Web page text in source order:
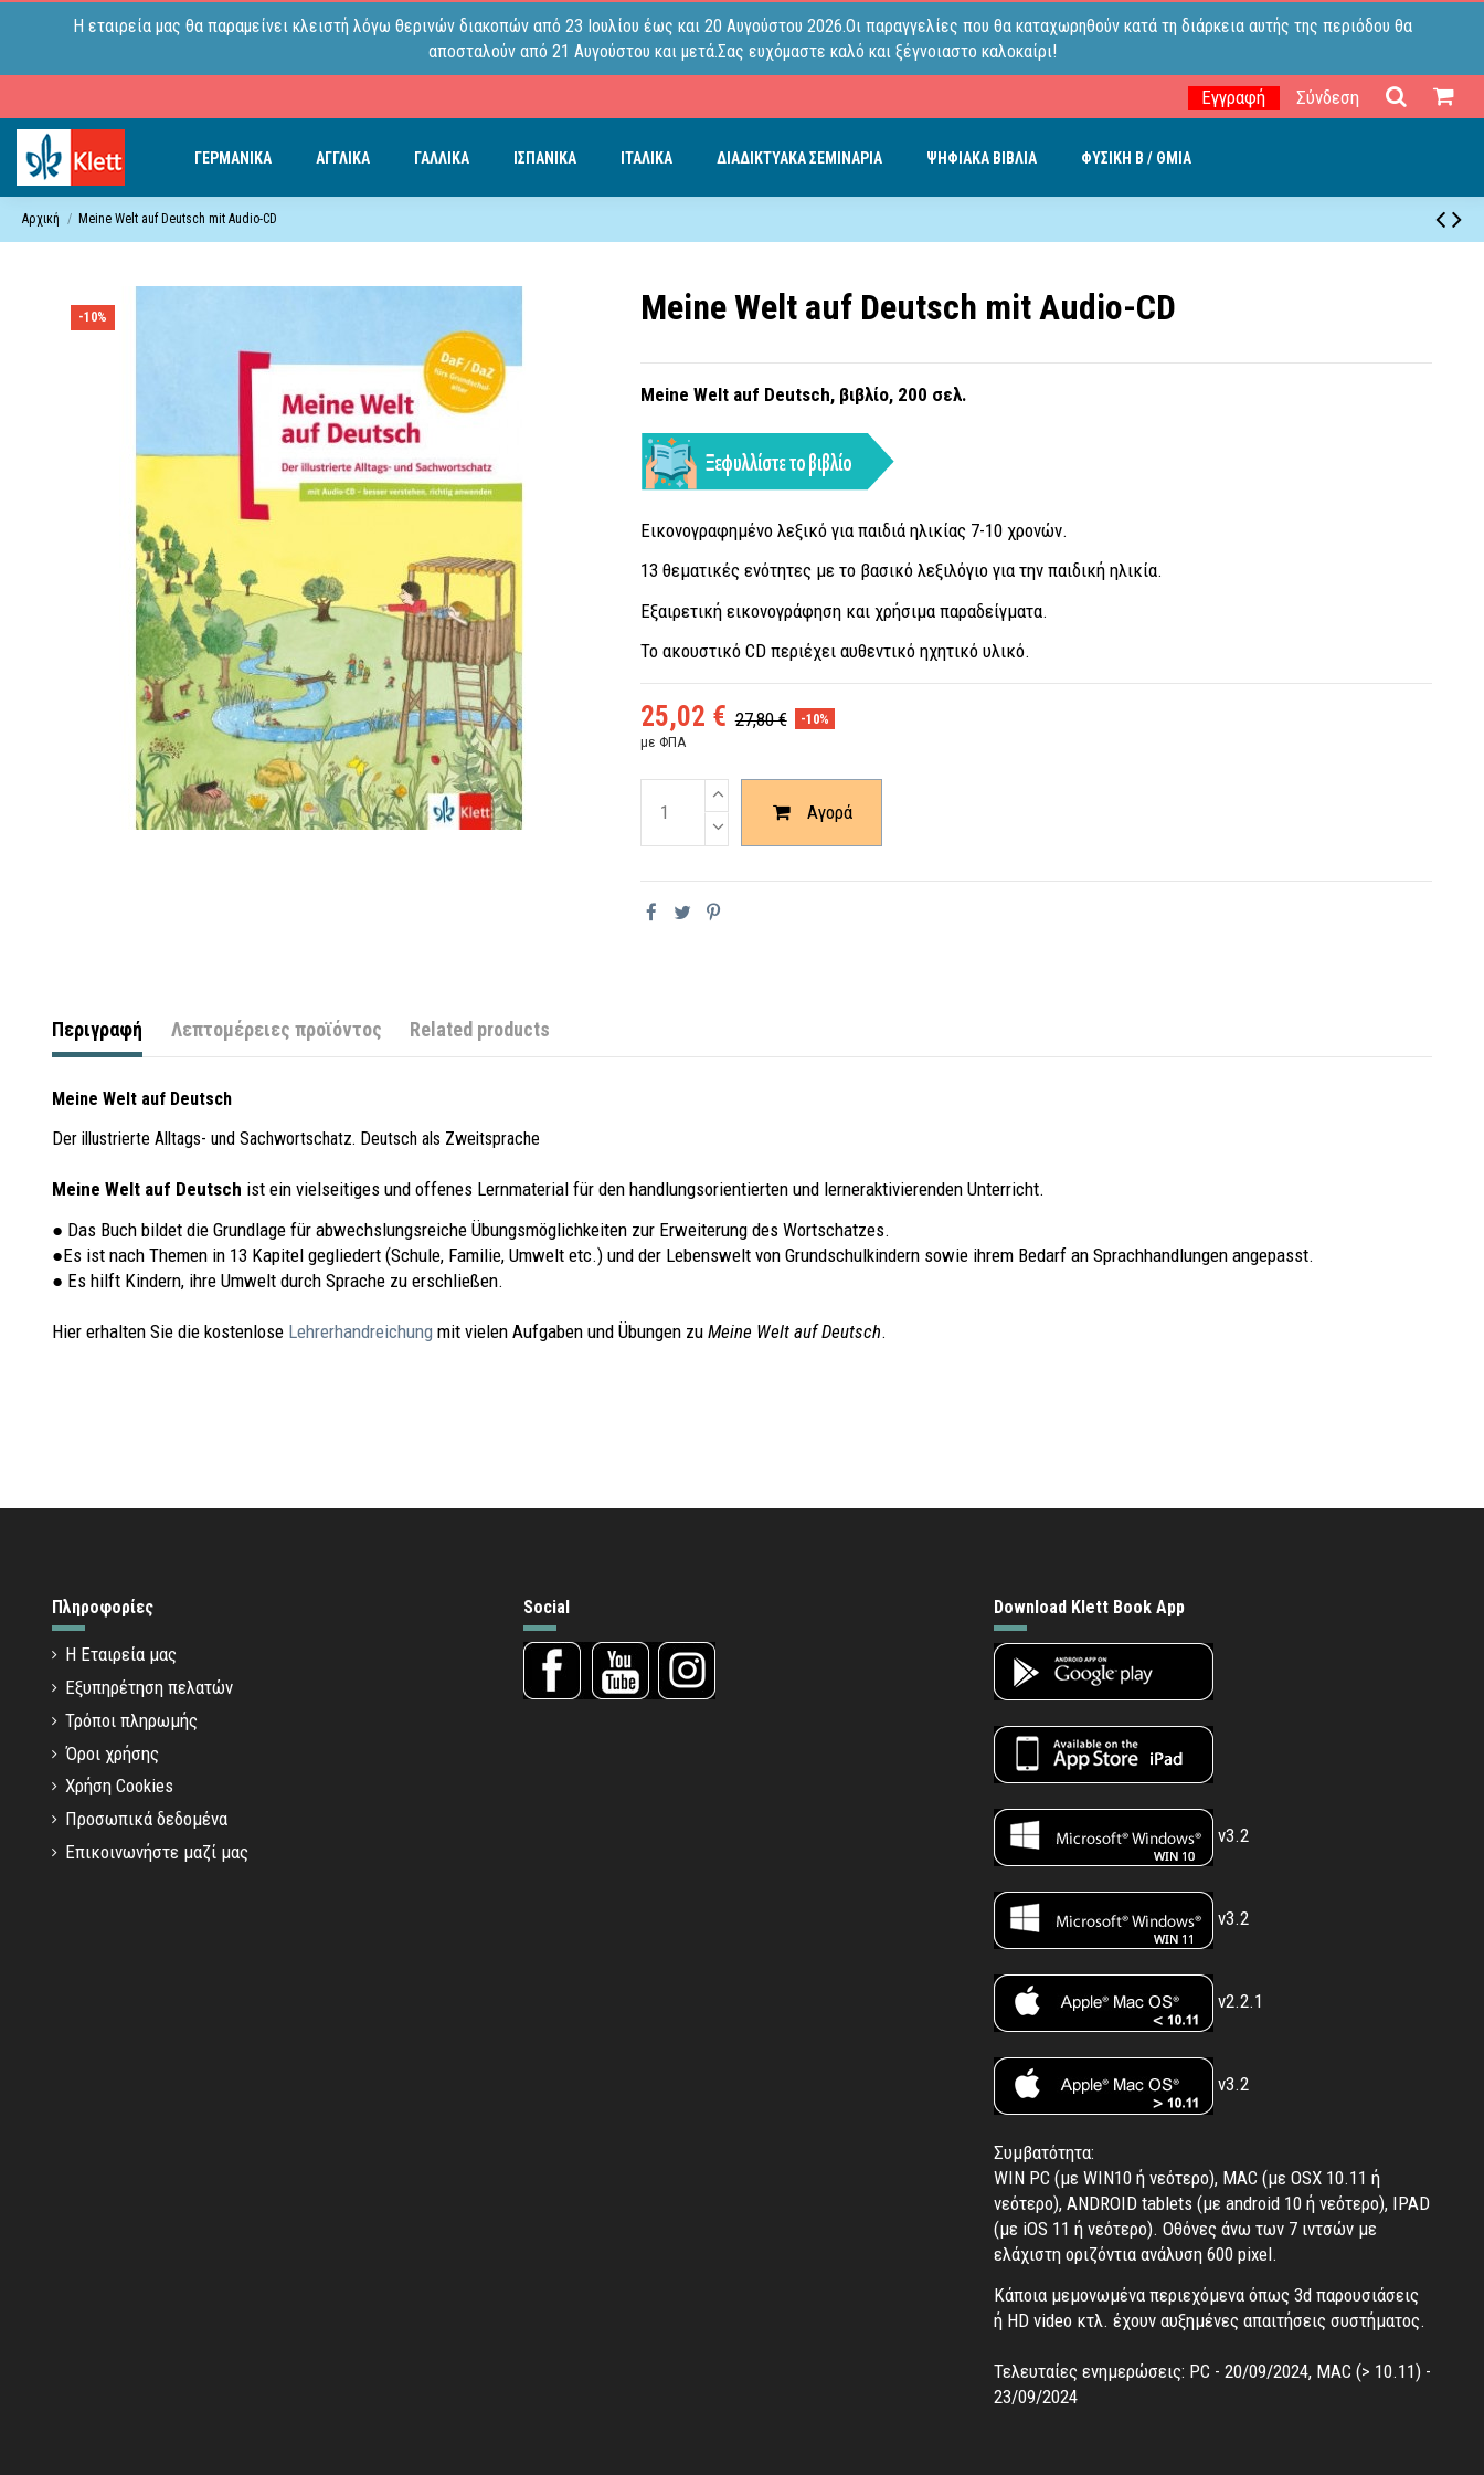
Η εταιρεία μας θα παραμείνει κλειστή λόγω θερινών διακοπών από 23 Ιουλίου έως και 20 Αυγούστου 2026.Οι παραγγελίες που θα καταχωρηθούν κατά τη διάρκεια αυτής της περιόδου θα
αποσταλούν από 21 Αυγούστου και μετά.Σας ευχόμαστε καλό και ξέγνοιαστο καλοκαίρι!
Εγγραφή Σύνδεση
ΓΕΡΜΑΝΙΚΑ ΑΓΓΛΙΚΑ ΓΑΛΛΙΚΑ ΙΣΠΑΝΙΚΑ ΙΤΑΛΙΚΑ ΔΙΑΔΙΚΤΥΑΚΑ ΣΕΜΙΝΑΡΙΑ ΨΗΦΙΑΚΑ ΒΙΒΛΙΑ ΦΥΣΙΚΗ B / ΘΜΙΑ
Αρχική Meine Welt auf Deutsch mit Audio-CD
-10% Meine Welt auf Deutsch mit Audio-CD
Meine Welt auf Deutsch, βιβλίο, 200 σελ.
Εικονογραφημένο λεξικό για παιδιά ηλικίας 7-10 χρονών.
13 θεματικές ενότητες με το βασικό λεξιλόγιο για την παιδική ηλικία.
Εξαιρετική εικονογράφηση και χρήσιμα παραδείγματα.
Το ακουστικό CD περιέχει αυθεντικό ηχητικό υλικό.
25,02 € 27,80 € -10%
με ΦΠΑ
Αγορά
Περιγραφή Λεπτομέρειες προϊόντος Related products
Meine Welt auf Deutsch
Der illustrierte Alltags- und Sachwortschatz. Deutsch als Zweitsprache
Meine Welt auf Deutsch ist ein vielseitiges und offenes Lernmaterial für den handlungsorientierten und lerneraktivierenden Unterricht.
● Das Buch bildet die Grundlage für abwechslungsreiche Übungsmöglichkeiten zur Erweiterung des Wortschatzes.
●Es ist nach Themen in 13 Kapitel gegliedert (Schule, Familie, Umwelt etc.) und der Lebenswelt von Grundschulkindern sowie ihrem Bedarf an Sprachhandlungen angepasst.
● Es hilft Kindern, ihre Umwelt durch Sprache zu erschließen.
Hier erhalten Sie die kostenlose Lehrerhandreichung mit vielen Aufgaben und Übungen zu Meine Welt auf Deutsch.
Πληροφορίες
Η Εταιρεία μας
Εξυπηρέτηση πελατών
Τρόποι πληρωμής
Όροι χρήσης
Χρήση Cookies
Προσωπικά δεδομένα
Επικοινωνήστε μαζί μας
Social Download Klett Book App
v3.2
v3.2
v2.2.1
v3.2
Συμβατότητα:
WIN PC (με WIN10 ή νεότερο), MAC (με OSX 10.11 ή
νεότερο), ANDROID tablets (με android 10 ή νεότερο), IPAD
(με iOS 11 ή νεότερο). Oθόνες άνω των 7 ιντσών με
ελάχιστη οριζόντια ανάλυση 600 pixel.
Κάποια μεμονωμένα περιεχόμενα όπως 3d παρουσιάσεις
ή HD video κτλ. έχουν αυξημένες απαιτήσεις συστήματος.
Τελευταίες ενημερώσεις: PC - 20/09/2024, MAC (> 10.11) -
23/09/2024